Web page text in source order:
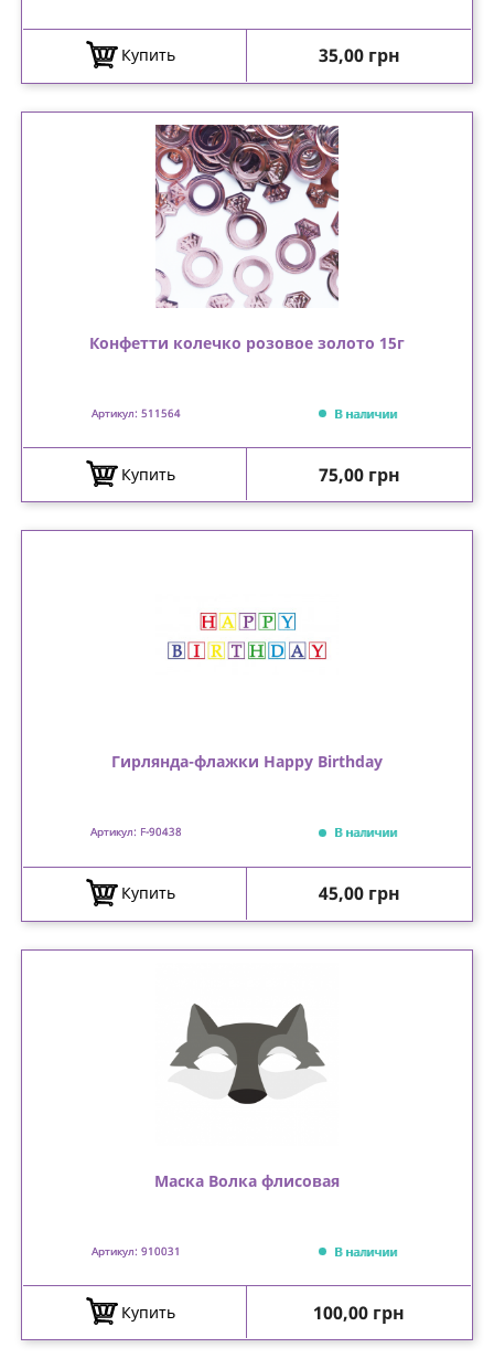
Купить Цена
35,00 грн
Конфетти колечко розовое золото 15г
Артикул: 511564 В наличии
Купить Цена
75,00 грн
Гирлянда-флажки Happy Birthday
Артикул: F-90438 В наличии
Купить Цена
45,00 грн
Маска Волка флисовая
Артикул: 910031 В наличии
Купить Цена
100,00 грн